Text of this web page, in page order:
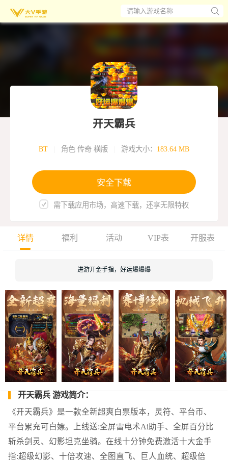
请输入游戏名称
开天霸兵
BT 角色 传奇 横版 游戏大小： 183.64 MB
安全下载
需下载应用市场，高速下载，还享无限特权
详情 福利 活动 VIP表 开服表
进游开金手指，好运爆爆爆
开天霸兵 游戏简介：
《开天霸兵》是一款全新超爽白票版本，灵符、平台币、
平台累充可白嫖。上线送:全屏雷电术Ai助手、全屏百分比
斩杀剑灵、幻影坦克坐骑。在线十分钟免费激活十大金手
指:超级幻影、十倍攻速、全图直飞、巨人血统、超级倍